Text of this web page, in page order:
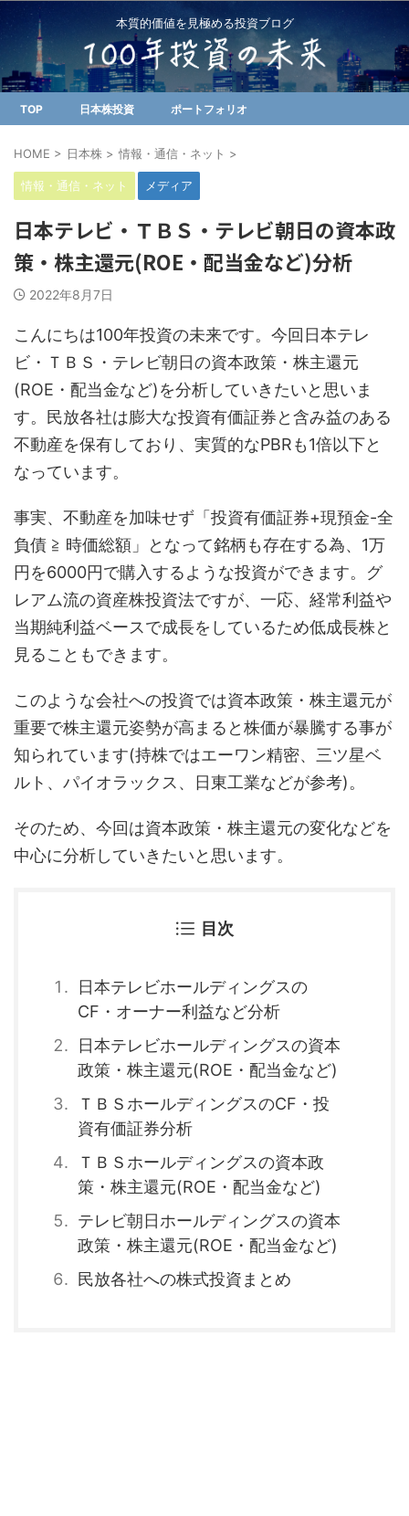
本質的価値を見極める投資ブログ
TOP 日本株投資 ポートフォリオ
HOME > 日本株 > 情報・通信・ネット >
情報・通信・ネット メディア
日本テレビ・ＴＢＳ・テレビ朝日の資本政
策・株主還元(ROE・配当金など)分析
2022年8月7日
こんにちは100年投資の未来です。今回日本テレ
ビ・ＴＢＳ・テレビ朝日の資本政策・株主還元
(ROE・配当金など)を分析していきたいと思いま
す。民放各社は膨大な投資有価証券と含み益のある
不動産を保有しており、実質的なPBRも1倍以下と
なっています。
事実、不動産を加味せず「投資有価証券+現預金-全
負債 ≧ 時価総額」となって銘柄も存在する為、1万
円を6000円で購入するような投資ができます。グ
レアム流の資産株投資法ですが、一応、経常利益や
当期純利益ベースで成長をしているため低成長株と
見ることもできます。
このような会社への投資では資本政策・株主還元が
重要で株主還元姿勢が高まると株価が暴騰する事が
知られています(持株ではエーワン精密、三ツ星ベ
ルト、パイオラックス、日東工業などが参考)。
そのため、今回は資本政策・株主還元の変化などを
中心に分析していきたいと思います。
目次
日本テレビホールディングスの
CF・オーナー利益など分析
日本テレビホールディングスの資本
政策・株主還元(ROE・配当金など)
ＴＢＳホールディングスのCF・投
資有価証券分析
ＴＢＳホールディングスの資本政
策・株主還元(ROE・配当金など)
テレビ朝日ホールディングスの資本
政策・株主還元(ROE・配当金など)
民放各社への株式投資まとめ